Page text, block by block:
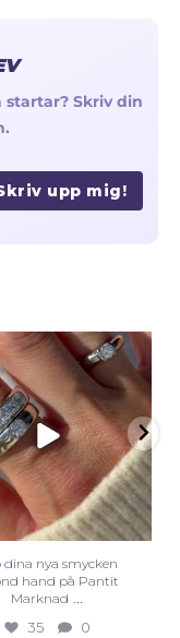
Skriv din
upp mig!
dina nya smycken
hand på Pantit
Marknad ...
35 0